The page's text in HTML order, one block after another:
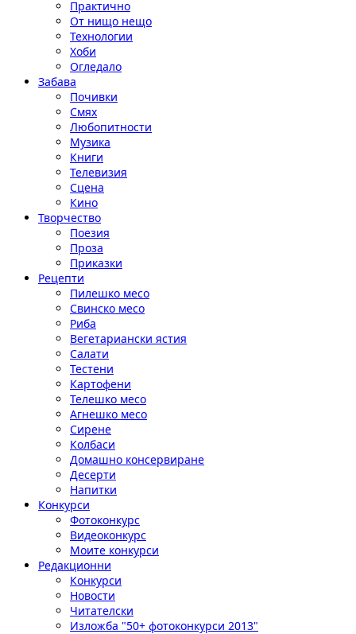
Практично
От нищо нещо
Технологии
Хоби
Огледало
Забава
Почивки
Смях
Любопитности
Музика
Книги
Телевизия
Сцена
Кино
Творчество
Поезия
Проза
Приказки
Рецепти
Пилешко месо
Свинско месо
Риба
Вегетариански ястия
Салати
Тестени
Картофени
Телешко месо
Агнешко месо
Сирене
Колбаси
Домашно консервиране
Десерти
Напитки
Конкурси
Фотоконкурс
Видеоконкурс
Моите конкурси
Редакционни
Конкурси
Новости
Читателски
Изложба "50+ фотоконкурси 2013"